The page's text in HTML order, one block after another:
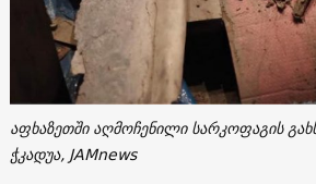
აფხაზეთში აღმოჩენილი სარკოფაგის
ჭკადუა, JAMnews